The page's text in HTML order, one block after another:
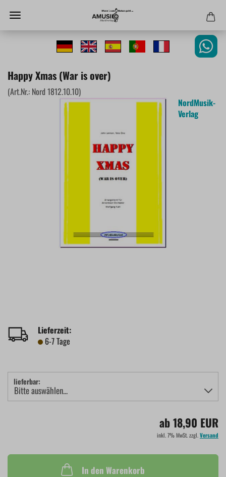
Happy Xmas (War is over)
(Art.Nr.: Nord 1812.10.10)
NordMusik-
Verlag
Lieferzeit:
6-7 Tage
lieferbar:
ab 18,90 EUR
inkl. 7% MwSt. zzgl.Versand
In den Warenkorb